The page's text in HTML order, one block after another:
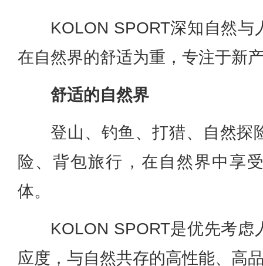
KOLON SPORT深知自然与
在自然界的舒适为重，专注于新
舒适的自然界
登山、钓鱼、打猎、自然探
险、背包旅行，在自然界中享
体。
KOLON SPORT是优先考虑
应度，与自然共存的高性能、高